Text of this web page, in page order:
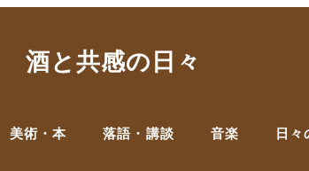
酒と共感の日々
美術・本 落語・講談 音楽 日々